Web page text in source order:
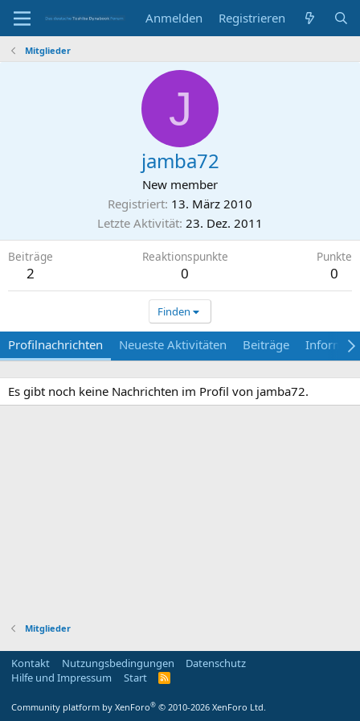
Anmelden Registrieren
Mitglieder
J
jamba72
New member
Registriert 13. März 2010
Letzte Aktivität 23. Dez. 2011
Beiträge
2
Reaktionspunkte
0
Punkte
0
Finden
Profilnachrichten Neueste Aktivitäten Beiträge
Es gibt noch keine Nachrichten im Profil von jamba72.
Mitglieder
Kontakt Nutzungsbedingungen
Datenschutz
Hilfe und Impressum
Start
R
Community platform by XenForo® © 2010-2026 XenForo Ltd.